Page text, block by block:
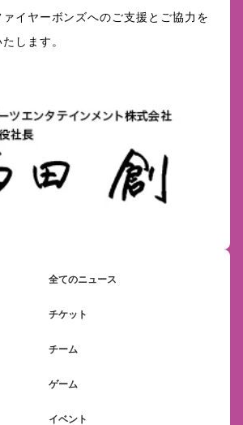
イヤーボンズへのご支援とご協力を
します。
全てのニュース
チケット
チーム
ゲーム
イベント